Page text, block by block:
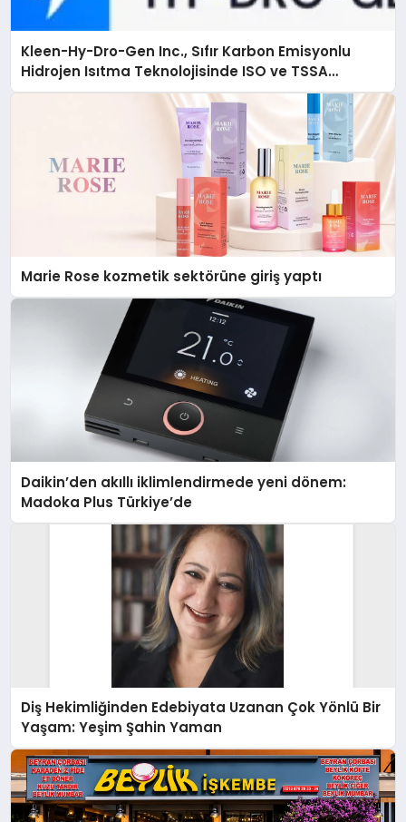
Kleen-Hy-Dro-Gen Inc., Sıfır Karbon Emisyonlu
Hidrojen Isıtma Teknolojisinde ISO ve TSSA
Düzenleyici Onaylarını Aldı
Marie Rose kozmetik sektörüne giriş yaptı
Daikin’den akıllı iklimlendirmede yeni dönem:
Madoka Plus Türkiye’de
Diş Hekimliğinden Edebiyata Uzanan Çok Yönlü Bir
Yaşam: Yeşim Şahin Yaman